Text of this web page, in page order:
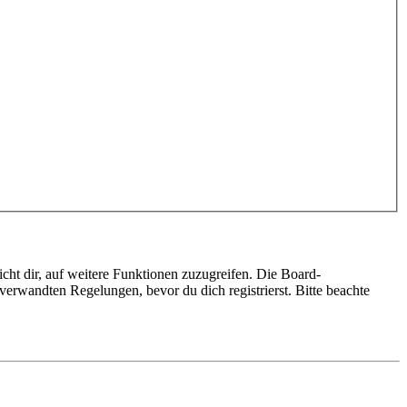
dir, auf weitere Funktionen zuzugreifen. Die Board-
Regelungen, bevor du dich registrierst. Bitte beachte